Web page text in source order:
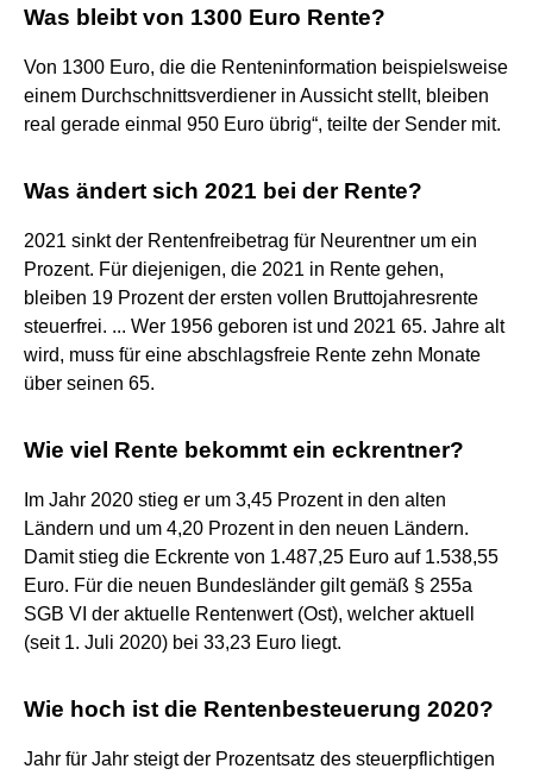
Was bleibt von 1300 Euro Rente?
Von 1300 Euro, die die Renteninformation beispielsweise
einem Durchschnittsverdiener in Aussicht stellt, bleiben
real gerade einmal 950 Euro übrig“, teilte der Sender mit.
Was ändert sich 2021 bei der Rente?
2021 sinkt der Rentenfreibetrag für Neurentner um ein
Prozent. Für diejenigen, die 2021 in Rente gehen,
bleiben 19 Prozent der ersten vollen Bruttojahresrente
steuerfrei. ... Wer 1956 geboren ist und 2021 65. Jahre alt
wird, muss für eine abschlagsfreie Rente zehn Monate
über seinen 65.
Wie viel Rente bekommt ein eckrentner?
Im Jahr 2020 stieg er um 3,45 Prozent in den alten
Ländern und um 4,20 Prozent in den neuen Ländern.
Damit stieg die Eckrente von 1.487,25 Euro auf 1.538,55
Euro. Für die neuen Bundesländer gilt gemäß § 255a
SGB VI der aktuelle Rentenwert (Ost), welcher aktuell
(seit 1. Juli 2020) bei 33,23 Euro liegt.
Wie hoch ist die Rentenbesteuerung 2020?
Jahr für Jahr steigt der Prozentsatz des steuerpflichtigen